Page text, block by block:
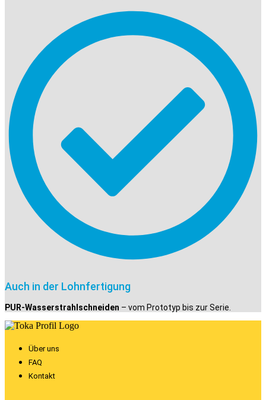
Auch in der Lohnfertigung
PUR-Wasserstrahlschneiden – vom Prototyp bis zur Serie.
Über uns
FAQ
Kontakt